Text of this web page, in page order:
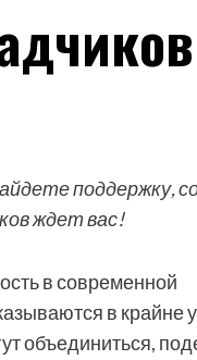
поддержку,
ждет вас!
в современной
в крайне
объединиться,